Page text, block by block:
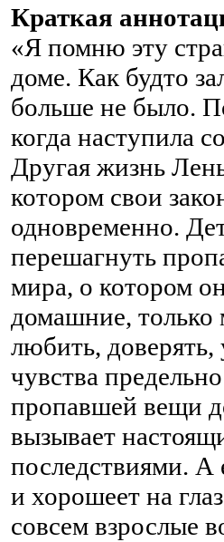
Краткая
«Я помню эту
доме. Как будто
больше не было.
когда наступила
Другая жизнь
котором свои
одновременно.
перешагнуть
мира, о котором
домашние,
любить,
чувства
пропавшей вещи
вызывает
последствиями. А
и хорошеет на
совсем взрослые